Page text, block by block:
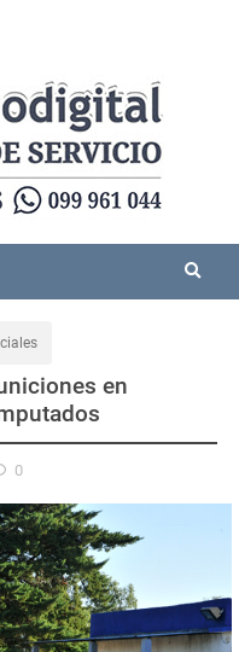
en
0